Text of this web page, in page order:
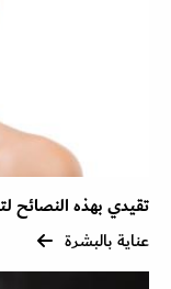
تقيدي بهذه النصائح
عناية بالبشرة